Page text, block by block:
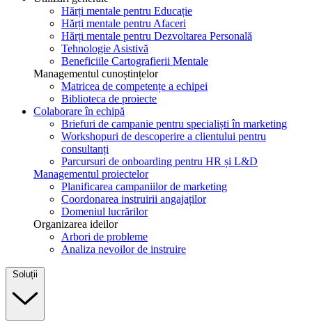
Hărți mentale pentru Educație
Hărți mentale pentru Afaceri
Hărți mentale pentru Dezvoltarea Personală
Tehnologie Asistivă
Beneficiile Cartografierii Mentale
Managementul cunoștințelor
Matricea de competențe a echipei
Biblioteca de proiecte
Colaborare în echipă
Briefuri de campanie pentru specialiști în marketing
Workshopuri de descoperire a clientului pentru
consultanți
Parcursuri de onboarding pentru HR și L&D
Managementul proiectelor
Planificarea campaniilor de marketing
Coordonarea instruirii angajaților
Domeniul lucrărilor
Organizarea ideilor
Arbori de probleme
Analiza nevoilor de instruire
Soluții